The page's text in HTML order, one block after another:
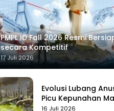
PMPL ID Fall 2026 Resmi
secara Kompetitif
17 Juli 2026
Evolusi Lubang
Picu Kepunahan
Pertama di Bumi
16 Juli 2026